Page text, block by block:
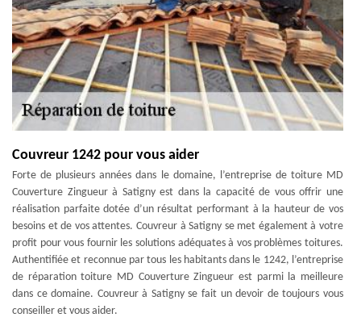
Couvreur 1242 pour vous aider
Forte de plusieurs années dans le domaine, l’entreprise de toiture MD
Couverture Zingueur à Satigny est dans la capacité de vous offrir une
réalisation parfaite dotée d’un résultat performant à la hauteur de vos
besoins et de vos attentes. Couvreur à Satigny se met également à votre
profit pour vous fournir les solutions adéquates à vos problèmes toitures.
Authentifiée et reconnue par tous les habitants dans le 1242, l’entreprise
de réparation toiture MD Couverture Zingueur est parmi la meilleure
dans ce domaine. Couvreur à Satigny se fait un devoir de toujours vous
conseiller et vous aider.